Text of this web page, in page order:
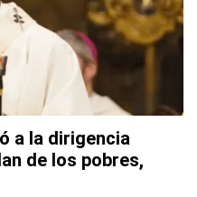
a la dirigencia
de los pobres,